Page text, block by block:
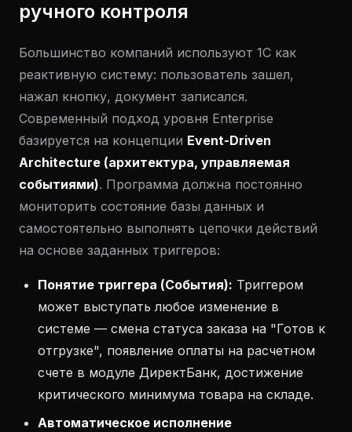
ручного контроля
Большинство компаний используют 1С как
реактивную систему: пользователь зашел,
нажал кнопку, документ записался.
Современный подход уровня Enterprise
базируется на концепции Event-Driven
Architecture (архитектура, управляемая
событиями). Программа должна постоянно
мониторить состояние базы данных и
самостоятельно выполнять цепочки действий
на основе заданных триггеров:
Понятие триггера (События): Триггером
может выступать любое изменение в
системе — смена статуса заказа на "Готов к
отгрузке", появление оплаты на расчетном
счете в модуле ДиректБанк, достижение
критического минимума товара на складе.
Автоматическое исполнение